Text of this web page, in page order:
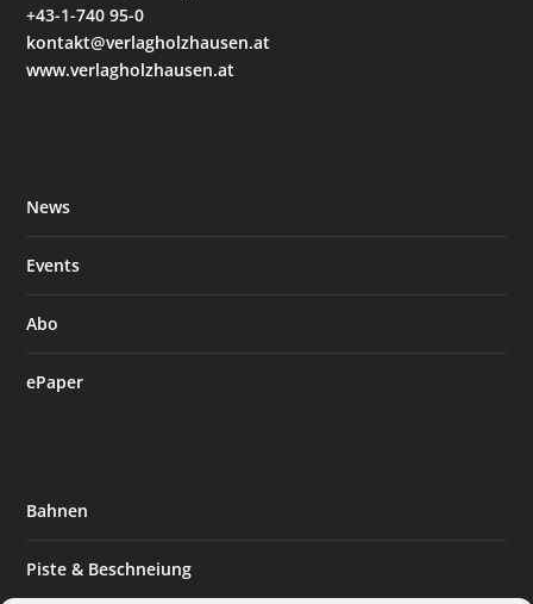
+43-1-740 95-0
kontakt@verlagholzhausen.at
www.verlagholzhausen.at
News
Events
Abo
ePaper
Bahnen
Piste & Beschneiung